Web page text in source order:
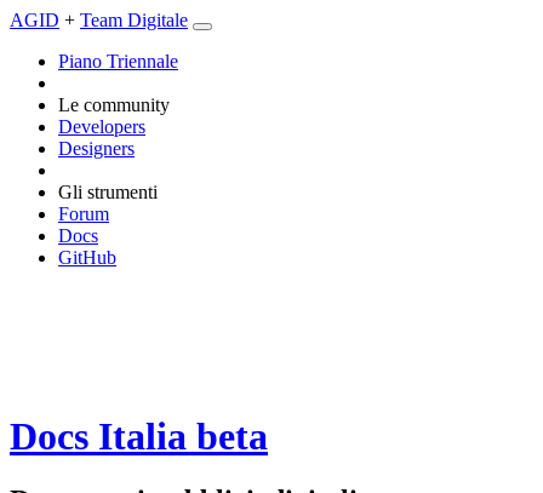
AGID + Team Digitale
Piano Triennale
Le community
Developers
Designers
Gli strumenti
Forum
Docs
GitHub
Docs Italia beta